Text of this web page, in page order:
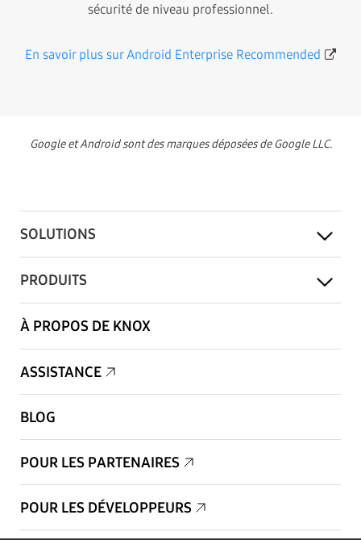
sécurité de niveau professionnel.
En savoir plus sur Android Enterprise Recommended
Google et Android sont des marques déposées de Google LLC.
SOLUTIONS
PRODUITS
À PROPOS DE KNOX
ASSISTANCE
BLOG
POUR LES PARTENAIRES
POUR LES DÉVELOPPEURS